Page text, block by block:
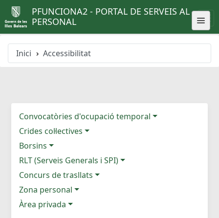
PFUNCIONA2 - PORTAL DE SERVEIS AL
PERSONAL
Inici Accessibilitat
Convocatòries d'ocupació temporal
Crides col·lectives
Borsins
RLT (Serveis Generals i SPI)
Concurs de trasllats
Zona personal
Àrea privada